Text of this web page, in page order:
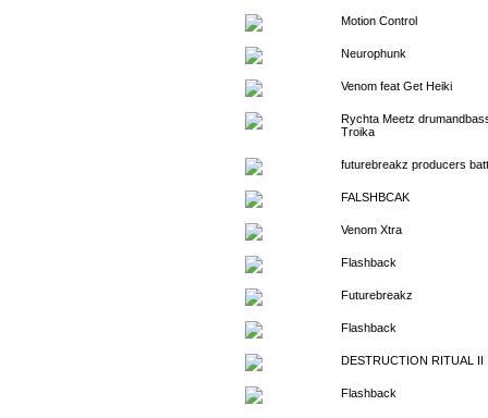
Motion Control
Neurophunk
Venom feat Get Heiki
Rychta Meetz
Troika
futurebreakz producers
FALSHBCAK
Venom Xtra
Flashback
Futurebreakz
Flashback
DESTRUCTION RITUAL II
Flashback